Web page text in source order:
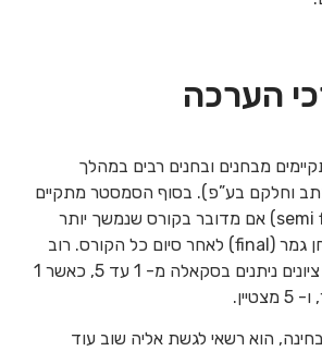
הערכה
מבחנים ובחנים רבים במהלך
וחלקם בע”פ). בסוף הסמסטר מתקיים
מבחן חצי גמר (semi final) אם מדובר בקורס שנמשך יותר
מסמסטר אחד, ומבחן גמר (final) לאחר סיום כל הקורס. רוב
המבחנים הם בע”פ. ציונים ניתנים בסקאלה מ- 1 עד 5, כאשר 1
הוא רשאי לגשת אליה שוב עוד